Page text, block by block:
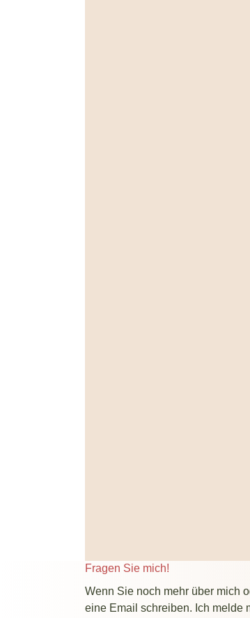
Fragen Sie mich!
Wenn Sie noch mehr über mich
eine Email schreiben. Ich melde